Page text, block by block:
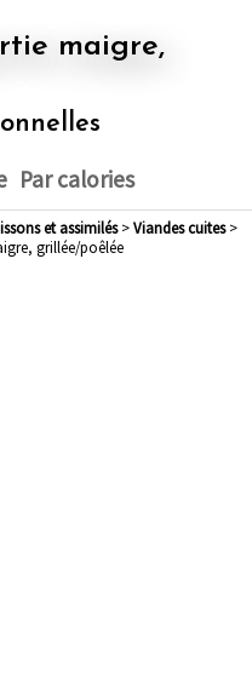
Par calories
et assimilés> viandes cuites>
grillée/poêlée